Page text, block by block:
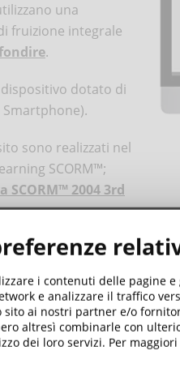
una
fruizione integrale
.
dotato di
Smartphone).
sono realizzati nel
SCORM™;
SCORM™ 2004 3rd
i contenuti delle pagine
e analizzare il traffico
ai nostri partner e/o
altresì combinarle con
dei loro servizi. Per